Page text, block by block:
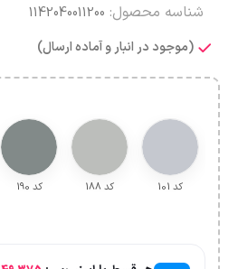
شناسه محصول: 1142040011200
(موجود در انبار و آماده ارسال)
کد 101 کد 188 کد 190